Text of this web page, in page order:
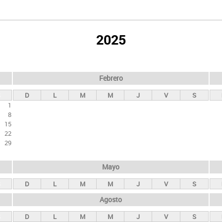
2025
1
8
15
22
29
Febrero
D L M M J V S
Mayo
D L M M J V S
Agosto
D L M M J V S